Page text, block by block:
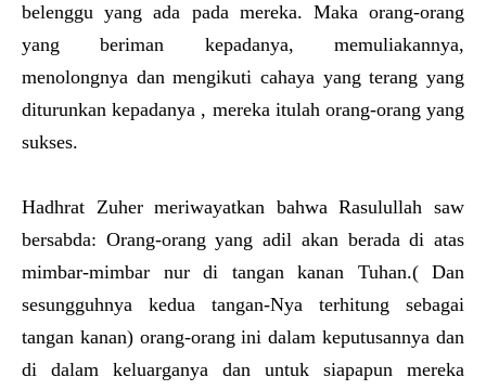
belenggu yang ada pada mereka. Maka orang-orang
yang beriman kepadanya, memuliakannya,
menolongnya dan mengikuti cahaya yang terang yang
diturunkan kepadanya , mereka itulah orang-orang yang
sukses.
Hadhrat Zuher meriwayatkan bahwa Rasulullah saw
bersabda: Orang-orang yang adil akan berada di atas
mimbar-mimbar nur di tangan kanan Tuhan.( Dan
sesungguhnya kedua tangan-Nya terhitung sebagai
tangan kanan) orang-orang ini dalam keputusannya dan
di dalam keluarganya dan untuk siapapun mereka